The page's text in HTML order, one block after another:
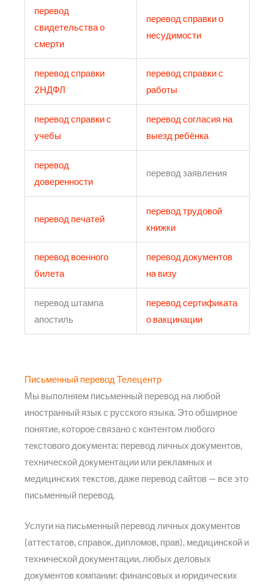
перевод
свидетельства о
смерти
перевод справки о
несудимости
перевод справки
2НДФЛ
перевод справки с
работы
перевод справки с
учебы
перевод согласия на
выезд ребёнка
перевод
доверенности
перевод заявления
перевод печатей
перевод трудовой
книжки
перевод военного
билета
перевод документов
на визу
перевод штампа
апостиль
перевод сертификата
о вакцинации
Письменный перевод Телецентр
Мы выполняем письменный перевод на любой
иностранный язык с русского языка. Это обширное
понятие, которое связано с контентом любого
текстового документа: перевод личных документов,
технической документации или рекламных и
медицинских текстов, даже перевод сайтов — все это
письменный перевод.
Услуги на письменный перевод личных документов
(аттестатов, справок, дипломов, прав), медицинской и
технической документации, любых деловых
документов компании: финансовых и юридических